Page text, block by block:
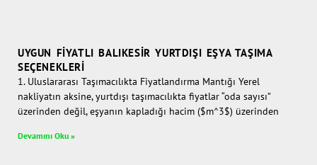
UYGUN FIYATLI BALIKESIR YURTDIŞI EŞYA TAŞIMA
SEÇENEKLERI
1. Uluslararası Taşımacılıkta Fiyatlandırma Mantığı Yerel
nakliyatın aksine, yurtdışı taşımacılıkta fiyatlar “oda sayısı”
üzerinden değil, eşyanın kapladığı hacim ($m^3$) üzerinden
Devamını Oku »